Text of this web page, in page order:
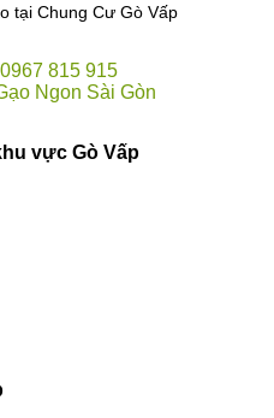
tại Chung Cư Gò Vấp
0967 815 915
Ngon Sài Gòn
vực Gò Vấp